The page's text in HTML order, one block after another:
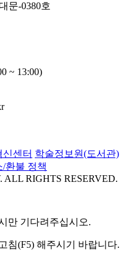
문-0380호
~ 13:00)
신센터 학술정보원(도서관)
/환불 정책
ALL RIGHTS RESERVED.
만 기다려주십시오.
침(F5) 해주시기 바랍니다.